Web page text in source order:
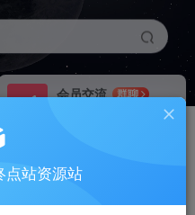
会员交流
群聊
24小时自动赚钱
点站资源站